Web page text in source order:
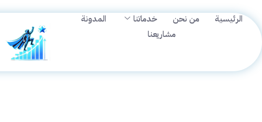
الرئيسية من نحن خدماتنا
المدونة
مشاريعنا